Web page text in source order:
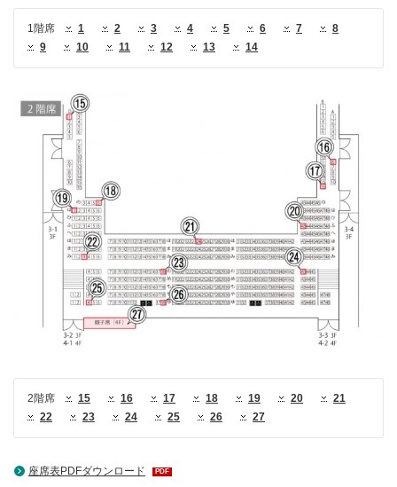
1階席 1 2 3 4 5 6 7
8
9
10 11 12 13 14
2階席 15 16 17 18 19 20
21
22
23 24 25 26 27
座席表PDFダウンロード PDF